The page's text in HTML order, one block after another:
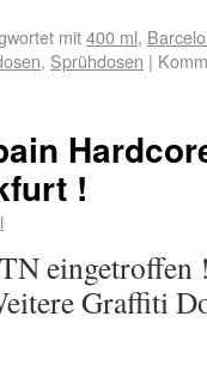
mit400 ml,
, Sprühdosen |
!
Graffiti